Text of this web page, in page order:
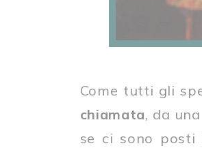
Come tutti gli
chiamata, da
se ci sono posti